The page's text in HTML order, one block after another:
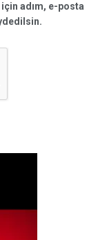
adım, e-posta